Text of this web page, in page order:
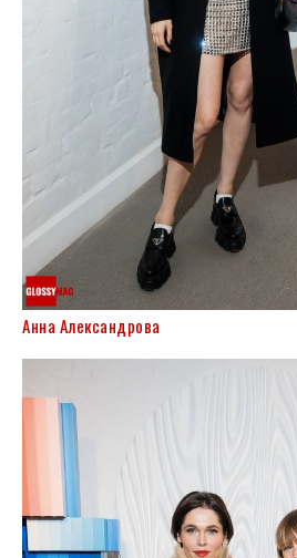
Анна Александрова